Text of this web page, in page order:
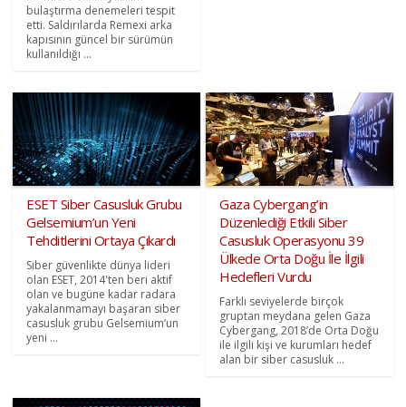
bulaştırma denemeleri tespit
etti. Saldırılarda Remexi arka
kapısının güncel bir sürümün
kullanıldığı ...
ESET Siber Casusluk Grubu
Gelsemium’un Yeni
Tehditlerini Ortaya Çıkardı
Siber güvenlikte dünya lideri
olan ESET, 2014'ten beri aktif
olan ve bugüne kadar radara
yakalanmamayı başaran siber
casusluk grubu Gelsemium’un
yeni ...
Gaza Cybergang’in
Düzenlediği Etkili Siber
Casusluk Operasyonu 39
Ülkede Orta Doğu İle İlgili
Hedefleri Vurdu
Farklı seviyelerde birçok
gruptan meydana gelen Gaza
Cybergang, 2018’de Orta Doğu
ile ilgili kişi ve kurumları hedef
alan bir siber casusluk ...